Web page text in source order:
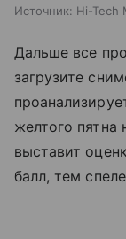
Источник: Hi-Tech
Дальше все
загрузите
желтого пятна
выставит
балл, тем